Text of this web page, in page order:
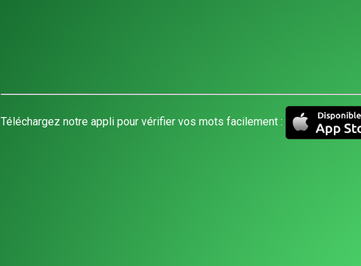
Téléchargez notre appli pour vérifier vos mots facilement :